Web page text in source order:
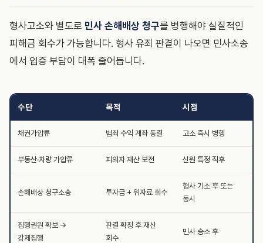
형사고소와 별도로 민사 손해배상 청구를 병행해야 실질적인
피해금 회수가 가능합니다. 형사 유죄 판결이 나오면 민사소송
에서 입증 부담이 대폭 줄어듭니다.
수단 목적 시점
채권가압류 범죄 수익 계좌 동결 고소 즉시 병행
부동산·차량 가압류 피의자 재산 보전 신원 특정 직후
손해배상 청구소송 투자금 + 위자료 회수
형사 기소 후 또는
동시
집행권원 확보 →
강제집행
판결 확정 후 재산
회수
민사 승소 후